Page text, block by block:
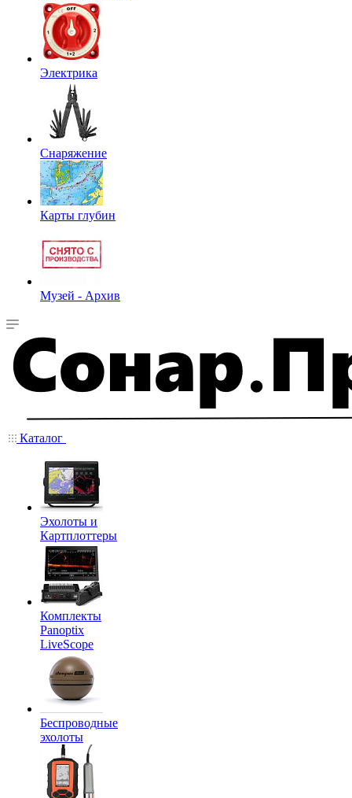
Электрика
Снаряжение
Карты глубин
Музей - Архив
Каталог
Эхолоты и
Картплоттеры
Комплекты
Panoptix
LiveScope
Беспроводные
эхолоты